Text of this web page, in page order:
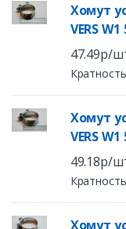
Хомут
VERS
47.49р/
Хомут
VERS
49.18р/
Хомут